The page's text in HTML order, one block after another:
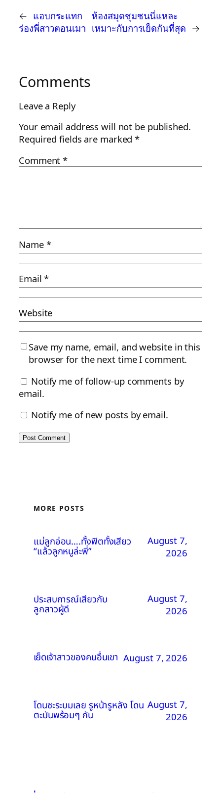
← แอบกระแทก
ร่องพี่สาวตอนเมา
ห้องสมุดชุมชนนี่แหละ
เหมาะกับการเย็ดกันที่สุด →
Comments
Leave a Reply
Your email address will not be published.
Required fields are marked*
Comment*
Name *
Email*
Website
Save my name, email, and website in this
browser for the next time I comment.
Notify me of follow-up comments by
email.
Notify me of new posts by email.
MORE POSTS
แม่ลูกอ่อน….ทั้งฟิตทั้งเสียว
“แล้วลูกหนูล่ะพี่”
August 7,
2026
ประสบการณ์เสียวกับ
ลูกสาวผู้ดี
August 7,
2026
เย็ดเจ้าสาวของคนอื่นเขา August 7, 2026
โดนซะระบมเลย รูหน้ารูหลัง โดน
ตะบันพร้อมๆ กัน
August 7,
2026